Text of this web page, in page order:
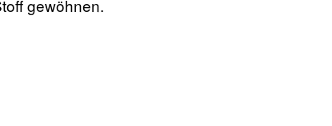
gewöhnen.